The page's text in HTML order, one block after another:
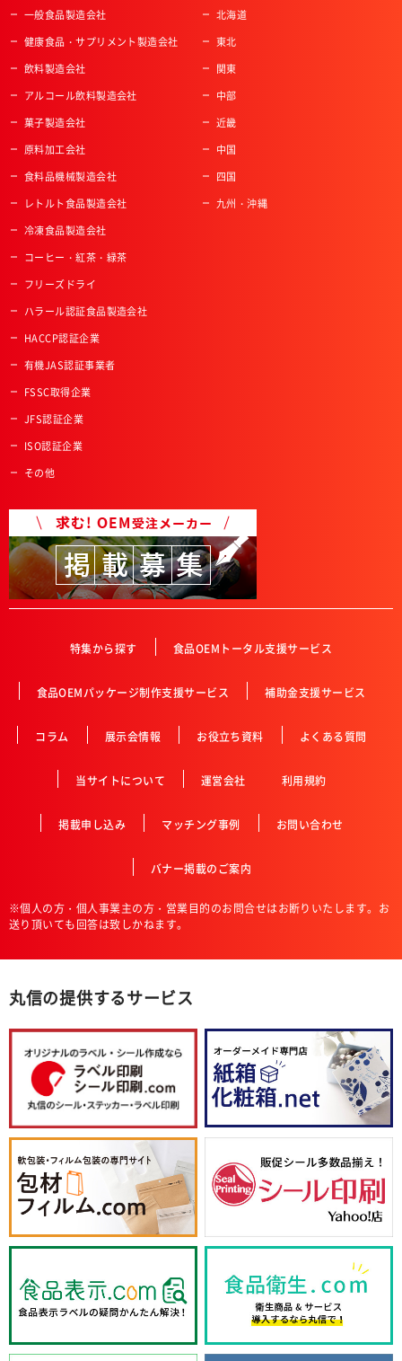
一般食品製造会社
健康食品・サプリメント製造会社
飲料製造会社
アルコール飲料製造会社
菓子製造会社
原料加工会社
食料品機械製造会社
レトルト食品製造会社
冷凍食品製造会社
コーヒー・紅茶・緑茶
フリーズドライ
ハラール認証食品製造会社
HACCP認証企業
有機JAS認証事業者
FSSC取得企業
JFS認証企業
ISO認証企業
その他
北海道
東北
関東
中部
近畿
中国
四国
九州・沖縄
特集から探す 食品OEMトータル支援サービス
食品OEMパッケージ制作支援サービス 補助金支援サービス
コラム 展示会情報 お役立ち資料 よくある質問
当サイトについて 運営会社 利用規約
掲載申し込み マッチング事例 お問い合わせ
バナー掲載のご案内
※個人の方・個人事業主の方・営業目的のお問合せはお断りいたします。お
送り頂いても回答は致しかねます。
丸信の提供するサービス